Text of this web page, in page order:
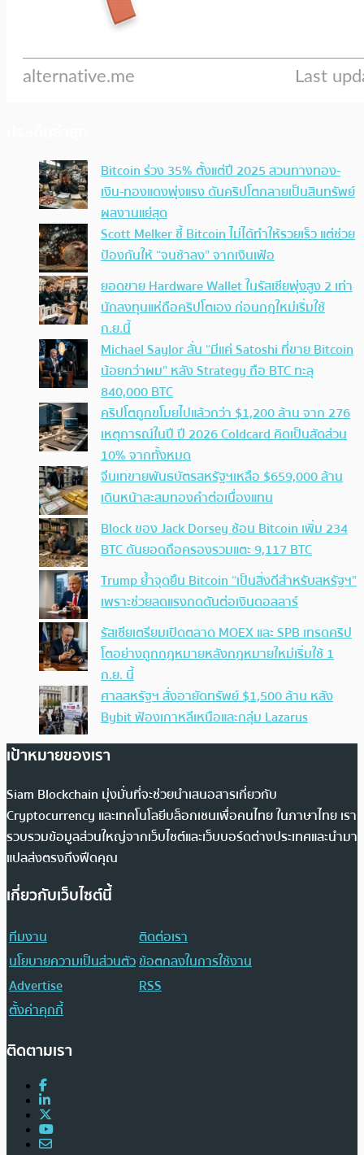
Bitcoin ร่วง 35% ตั้งแต่ปี 2025 สวนทางทอง-
เงิน-ทองแดงพุ่งแรง ดันคริปโตกลายเป็นสินทรัพย์
ผลงานแย่สุด
Scott Melker ชี้ Bitcoin ไม่ได้ทำให้รวยเร็ว แต่ช่วย
ป้องกันให้ “จนช้าลง” จากเงินเฟ้อ
ยอดขาย Hardware Wallet ในรัสเซียพุ่งสูง 2 เท่า
นักลงทุนแห่ถือคริปโตเอง ก่อนกฎใหม่เริ่มใช้
ก.ย.นี้
Michael Saylor ลั่น “มีแค่ Satoshi ที่ขาย Bitcoin
น้อยกว่าผม” หลัง Strategy ถือ BTC ทะลุ
840,000 BTC
คริปโตถูกขโมยไปแล้วกว่า $1,200 ล้าน จาก 276
เหตุการณ์ในปี ปี 2026 Coldcard คิดเป็นสัดส่วน
10% จากทั้งหมด
จีนเทขายพันธบัตรสหรัฐฯเหลือ $659,000 ล้าน
เดินหน้าสะสมทองคำต่อเนื่องแทน
Block ของ Jack Dorsey ช้อน Bitcoin เพิ่ม 234
BTC ดันยอดถือครองรวมแตะ 9,117 BTC
Trump ย้ำจุดยืน Bitcoin “เป็นสิ่งดีสำหรับสหรัฐฯ”
เพราะช่วยลดแรงกดดันต่อเงินดอลลาร์
รัสเซียเตรียมเปิดตลาด MOEX และ SPB เทรดคริป
โตอย่างถูกกฎหมายหลังกฎหมายใหม่เริ่มใช้ 1
ก.ย. นี้
ศาลสหรัฐฯ สั่งอายัดทรัพย์ $1,500 ล้าน หลัง
Bybit ฟ้องเกาหลีเหนือและกลุ่ม Lazarus
เป้าหมายของเรา
Siam Blockchain มุ่งมั่นที่จะช่วยนำเสนอสารเกี่ยวกับ
Cryptocurrency และเทคโนโลยีบล็อกเชนเพื่อคนไทย ในภาษาไทย เรา
รวบรวมข้อมูลส่วนใหญ่จากเว็บไซต์และเว็บบอร์ดต่างประเทศและนำมา
แปลส่งตรงถึงฟีดคุณ
เกี่ยวกับเว็บไซต์นี้
ทีมงาน
ติดต่อเรา
นโยบายความเป็นส่วนตัวข้อตกลงในการใช้งาน
Advertise
RSS
ตั้งค่าคุกกี้
ติดตามเรา